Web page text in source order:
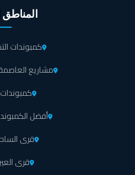
كمبوندات
مشاريع العاصمة
كمبوندات
أفضل الكمبوندات
قرى
قرى